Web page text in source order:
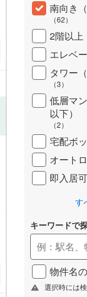
南向き
（62）
2階以上
エレベ
タワー
（3）
低層マ
以下）
（2）
宅配ボ
オート
即入居
す
キーワードで
物件名
選択時には
東京メトロ日
東京メトロ有
東京メトロ副
都営新宿線(
横浜市営地下
名古屋市営地下
名古屋市営地
OsakaMetro長
OsakaMetro谷
OsakaMetro千
神戸市営地下
福岡市地下鉄七